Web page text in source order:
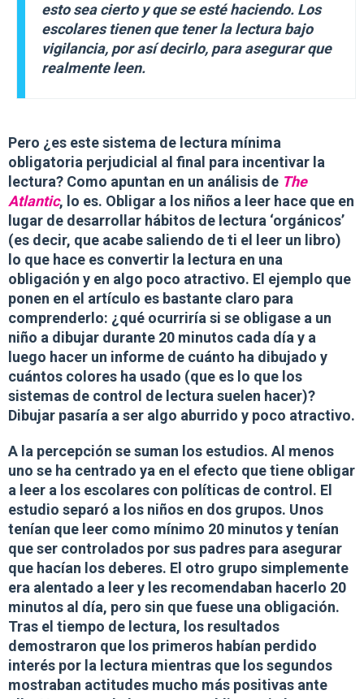
esto sea cierto y que se esté haciendo. Los
escolares tienen que tener la lectura bajo
vigilancia, por así decirlo, para asegurar que
realmente leen.
Pero ¿es este sistema de lectura mínima
obligatoria perjudicial al final para incentivar la
lectura? Como apuntan en un análisis de The
Atlantic, lo es. Obligar a los niños a leer hace que en
lugar de desarrollar hábitos de lectura ‘orgánicos’
(es decir, que acabe saliendo de ti el leer un libro)
lo que hace es convertir la lectura en una
obligación y en algo poco atractivo. El ejemplo que
ponen en el artículo es bastante claro para
comprenderlo: ¿qué ocurriría si se obligase a un
niño a dibujar durante 20 minutos cada día y a
luego hacer un informe de cuánto ha dibujado y
cuántos colores ha usado (que es lo que los
sistemas de control de lectura suelen hacer)?
Dibujar pasaría a ser algo aburrido y poco atractivo.
A la percepción se suman los estudios. Al menos
uno se ha centrado ya en el efecto que tiene obligar
a leer a los escolares con políticas de control. El
estudio separó a los niños en dos grupos. Unos
tenían que leer como mínimo 20 minutos y tenían
que ser controlados por sus padres para asegurar
que hacían los deberes. El otro grupo simplemente
era alentado a leer y les recomendaban hacerlo 20
minutos al día, pero sin que fuese una obligación.
Tras el tiempo de lectura, los resultados
demostraron que los primeros habían perdido
interés por la lectura mientras que los segundos
mostraban actitudes mucho más positivas ante